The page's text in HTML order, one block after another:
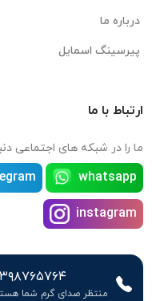
درباره ما
پیرسینگ اسمایل
ارتباط با ما
ما را در شبکه های اجتماعی
whatsapp
instagram
منتظر صدای گرم شما